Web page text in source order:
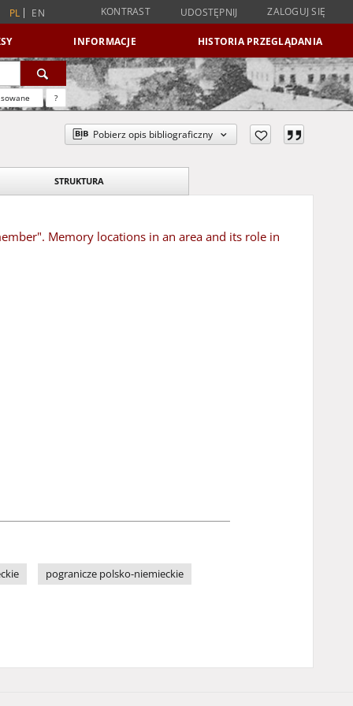
PL EN KONTRAST UDOSTĘPNIJ ZALOGUJ SIĘ
INFORMACJE HISTORIA PRZEGLĄDANIA
?
Pobierz opis bibliograficzny
STRUKTURA
Memory locations in an area and its role in
pogranicze polsko-niemieckie